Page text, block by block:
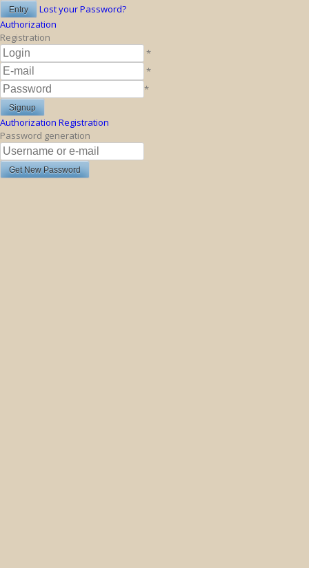
Lost your Password?
Authorization
Registration
*
*
*
Authorization Registration
Password generation